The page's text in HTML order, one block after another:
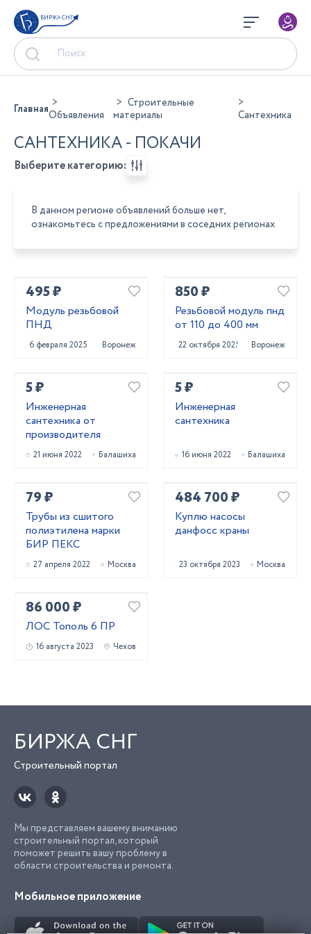
БИРЖА СНГ
ГлавнаяОбъявления
Строительные
материалы
Сантехника
САНТЕХНИКА - ПОКАЧИ
Выберите категорию:
В данном регионе объявлений больше нет,
ознакомьтесь с предложениями в соседних регионах
495 ₽
Модуль резьбовой
ПНД
6 февраля 2025 Воронеж
850 ₽
Резьбовой модуль пнд
от 110 до 400 мм
22 октября 2025 Воронеж
5 ₽
Инженерная
сантехника от
производителя
21 июня 2022 Балашиха
5 ₽
Инженерная
сантехника
16 июня 2022 Балашиха
79 ₽
Трубы из сшитого
полиэтилена марки
БИР ПЕКС
27 апреля 2022 Москва
484 700 ₽
Куплю насосы
данфосс краны
23 октября 2023 Москва
86 000 ₽
ЛОС Тополь 6 ПР
16 августа 2023 Чехов
БИРЖА СНГ
Строительный портал
Мы представляем вашему вниманию
строительный портал, который
поможет решить вашу проблему в
области строительства и ремонта.
Мобильное приложение